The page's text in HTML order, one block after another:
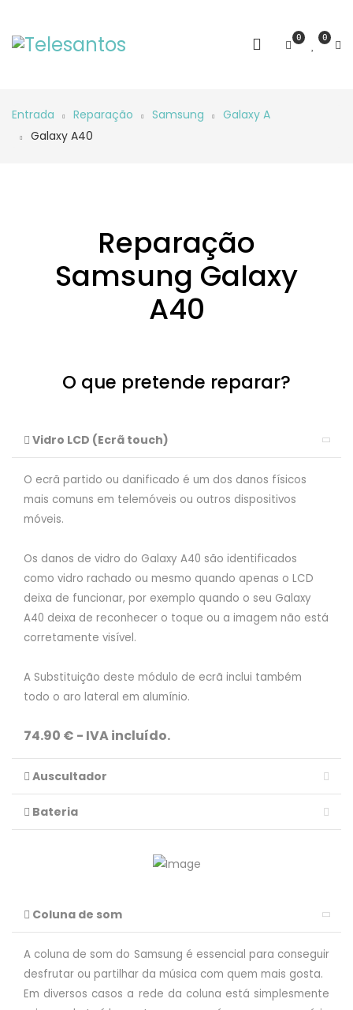
0 0
Entrada Reparação Samsung
Galaxy A
Galaxy A40
Reparação
Samsung Galaxy
A40
O que pretende reparar?
Vidro LCD (Ecrã touch)
O ecrã partido ou danificado é um dos danos físicos
mais comuns em telemóveis ou outros dispositivos
móveis.
Os danos de vidro do Galaxy A40 são identificados
como vidro rachado ou mesmo quando apenas o LCD
deixa de funcionar, por exemplo quando o seu Galaxy
A40 deixa de reconhecer o toque ou a imagem não está
corretamente visível.
A Substituição deste módulo de ecrã inclui também
todo o aro lateral em alumínio.
74.90 € - IVA incluído.
Auscultador
Bateria
Coluna de som
A coluna de som do Samsung é essencial para conseguir
desfrutar ou partilhar da música com quem mais gosta.
Em diversos casos a rede da coluna está simplesmente